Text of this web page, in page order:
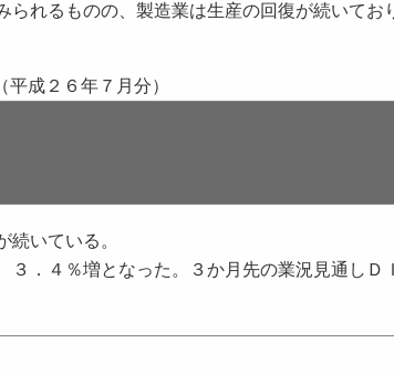
れるものの、製造業は生産の回復が続いてお
成２６年７月分）
いている。
．４％増となった。３か月先の業況見通しＤ